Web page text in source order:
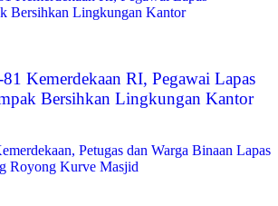
Kemerdekaan RI, Pegawai Lapas
Bersihkan Lingkungan Kantor